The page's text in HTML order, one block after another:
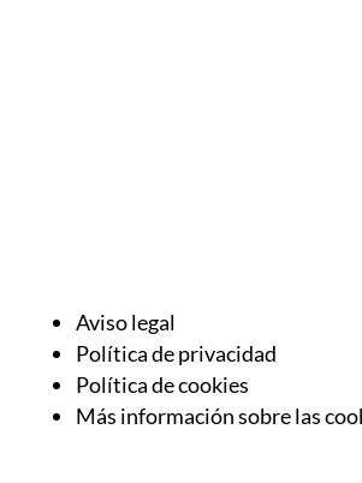
Aviso legal
Política de privacidad
Política de cookies
Más información sobre las